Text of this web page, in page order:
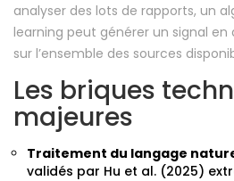
analyser des lots de rapports, un
learning peut générer un signal en
sur l’ensemble des sources
Les briques
majeures
Traitement du langage
validés par Hu et al. (2025)